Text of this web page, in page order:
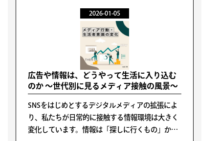
2026-01-05
広告や情報は、どうやって生活に入り込む
のか ～世代別に見るメディア接触の風景～
SNSをはじめとするデジタルメディアの拡張によ
り、私たちが日常的に接触する情報環境は大きく
変化しています。情報は「探しに行くもの」から